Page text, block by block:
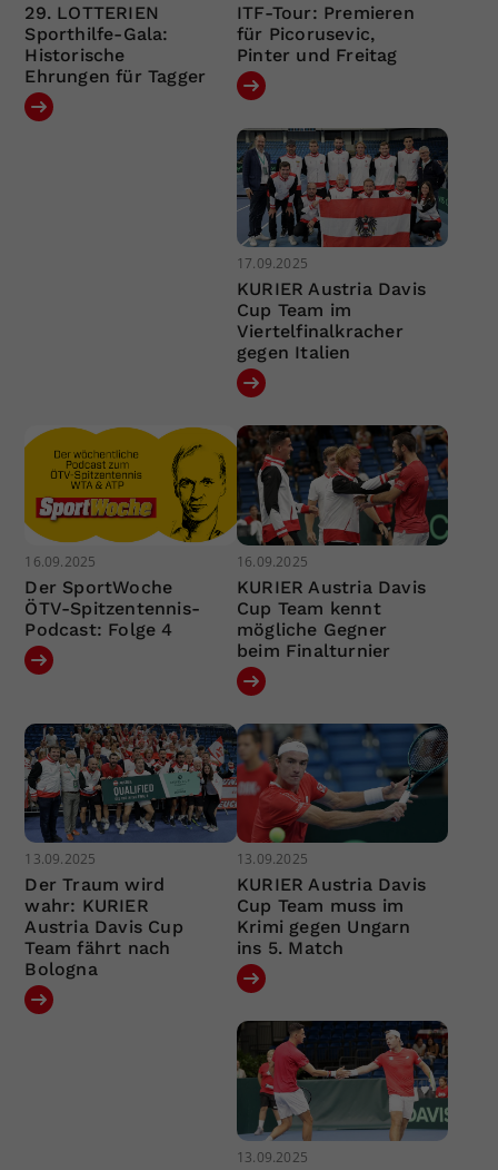
29. LOTTERIEN
Sporthilfe-Gala:
Historische
Ehrungen für Tagger
ITF-Tour: Premieren
für Picorusevic,
Pinter und Freitag
17.09.2025
KURIER Austria Davis
Cup Team im
Viertelfinalkracher
gegen Italien
16.09.2025
Der SportWoche
ÖTV-Spitzentennis-
Podcast: Folge 4
16.09.2025
KURIER Austria Davis
Cup Team kennt
mögliche Gegner
beim Finalturnier
13.09.2025
Der Traum wird
wahr: KURIER
Austria Davis Cup
Team fährt nach
Bologna
13.09.2025
KURIER Austria Davis
Cup Team muss im
Krimi gegen Ungarn
ins 5. Match
13.09.2025